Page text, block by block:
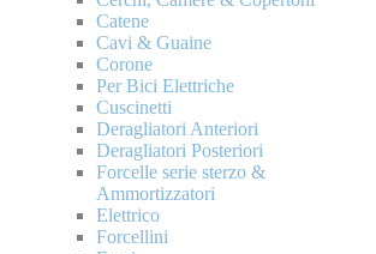
Catene
Cavi & Guaine
Corone
Per Bici Elettriche
Cuscinetti
Deragliatori Anteriori
Deragliatori Posteriori
Forcelle serie sterzo &
Ammortizzatori
Elettrico
Forcellini